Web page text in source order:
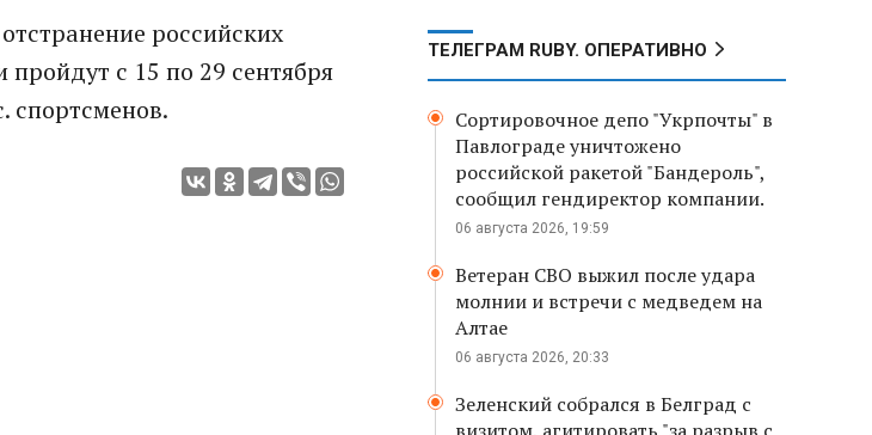
российских
с 15 по 29 сентября
спортсменов.
ТЕЛЕГРАМ RUBY. ОПЕРАТИВНО
Сортировочное депо "Укрпочты" в
Павлограде уничтожено
российской ракетой "Бандероль",
сообщил гендиректор компании.
06 августа 2026, 19:59
Ветеран СВО выжил после удара
молнии и встречи с медведем на
Алтае
06 августа 2026, 20:33
Зеленский собрался в Белград с